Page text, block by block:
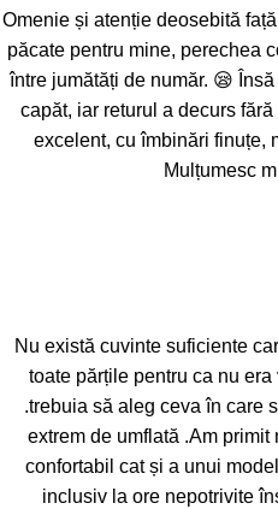
Omenie și atenție deosebită
păcate pentru mine, perechea
între jumătăți de număr. 😪
capăt, iar returul a decurs
excelent, cu îmbinări finuțe,
Mulțumesc
Nu există cuvinte suficiente
toate părțile pentru ca nu
.trebuia să aleg ceva în care
extrem de umflată .Am
confortabil cat și a unui
inclusiv la ore nepotrivite